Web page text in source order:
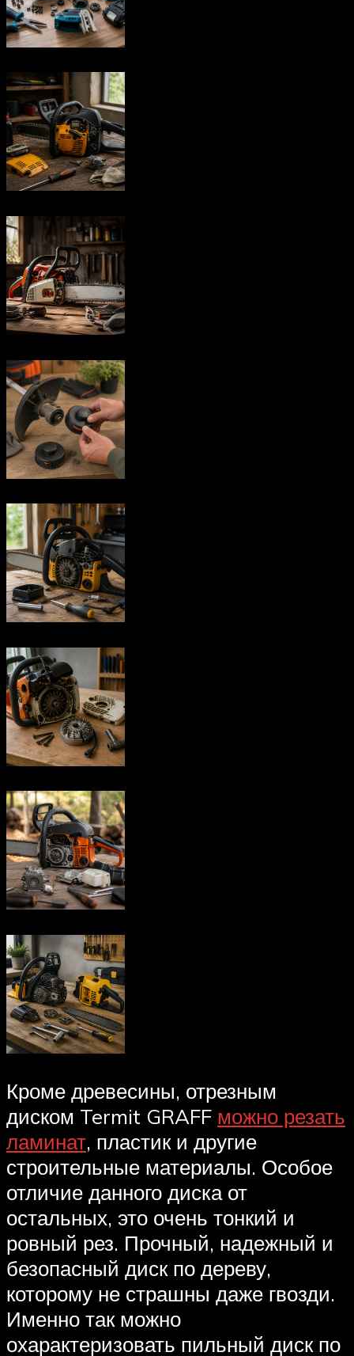
Кроме древесины, отрезным
диском Termit GRAFF можно резать
ламинат, пластик и другие
строительные материалы. Особое
отличие данного диска от
остальных, это очень тонкий и
ровный рез. Прочный, надежный и
безопасный диск по дереву,
которому не страшны даже гвозди.
Именно так можно
охарактеризовать пильный диск по